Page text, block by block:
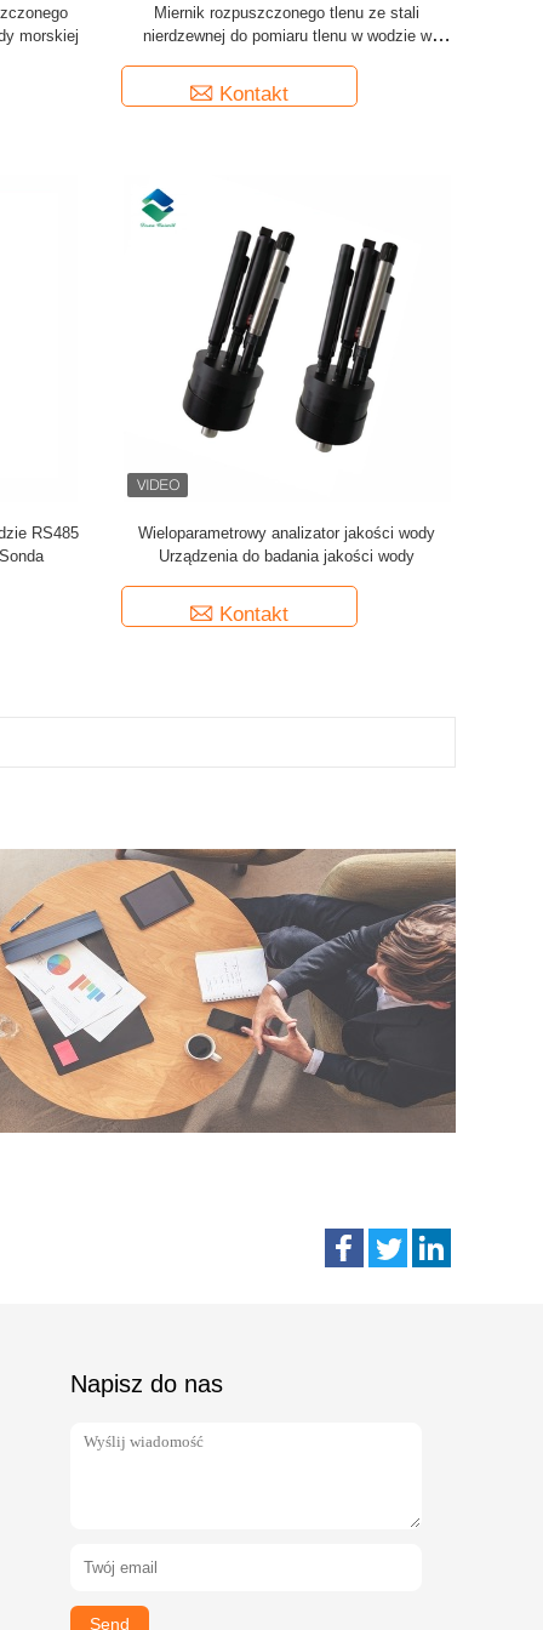
morskiej
Miernik rozpuszczonego tlenu ze stali
nierdzewnej do pomiaru tlenu w wodzie w
Kontakt
RS485
Wieloparametrowy analizator jakości wody
Urządzenia do badania jakości wody
Kontakt
Napisz do nas
Send